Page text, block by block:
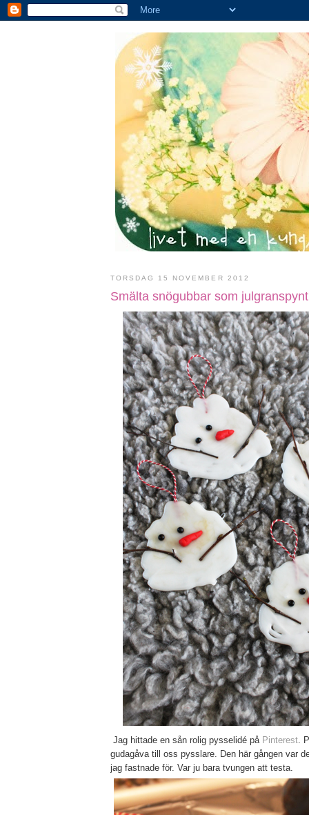
TORSDAG 15 NOVEMBER 2012
Smälta snögubbar som
Jag hittade en sån rolig pysselidé på Pinterest .
gudagåva till oss pysslare. Den här gången var
jag fastnade för. Var ju bara tvungen att testa.